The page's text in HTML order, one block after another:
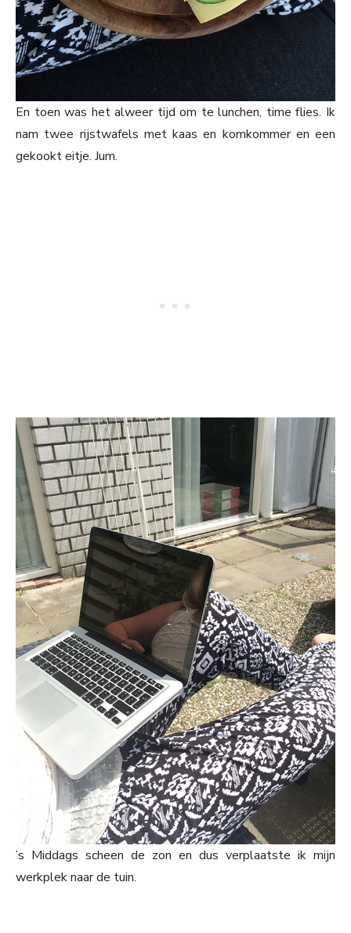
En toen was het alweer tijd om te lunchen, time flies. Ik
nam twee rijstwafels met kaas en komkommer en een
gekookt eitje. Jum.
’s Middags scheen de zon en dus verplaatste ik mijn
werkplek naar de tuin.